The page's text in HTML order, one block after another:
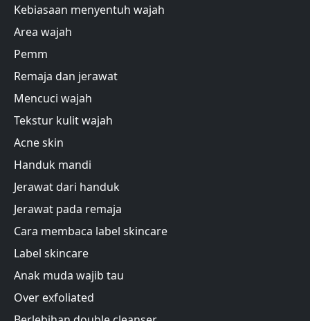
Kebiasaan menyentuh wajah
Area wajah
Pemm
Remaja dan jerawat
Mencuci wajah
Tekstur kulit wajah
Acne skin
Handuk mandi
Jerawat dari handuk
Jerawat pada remaja
Cara membaca label skincare
Label skincare
Anak muda wajib tau
Over exfoliated